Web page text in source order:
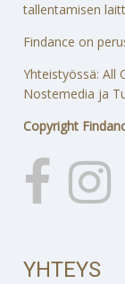
tallentamisen
Findance on
Yhteistyössä: All
Nostemedia ja
Copyright
YHTEYS